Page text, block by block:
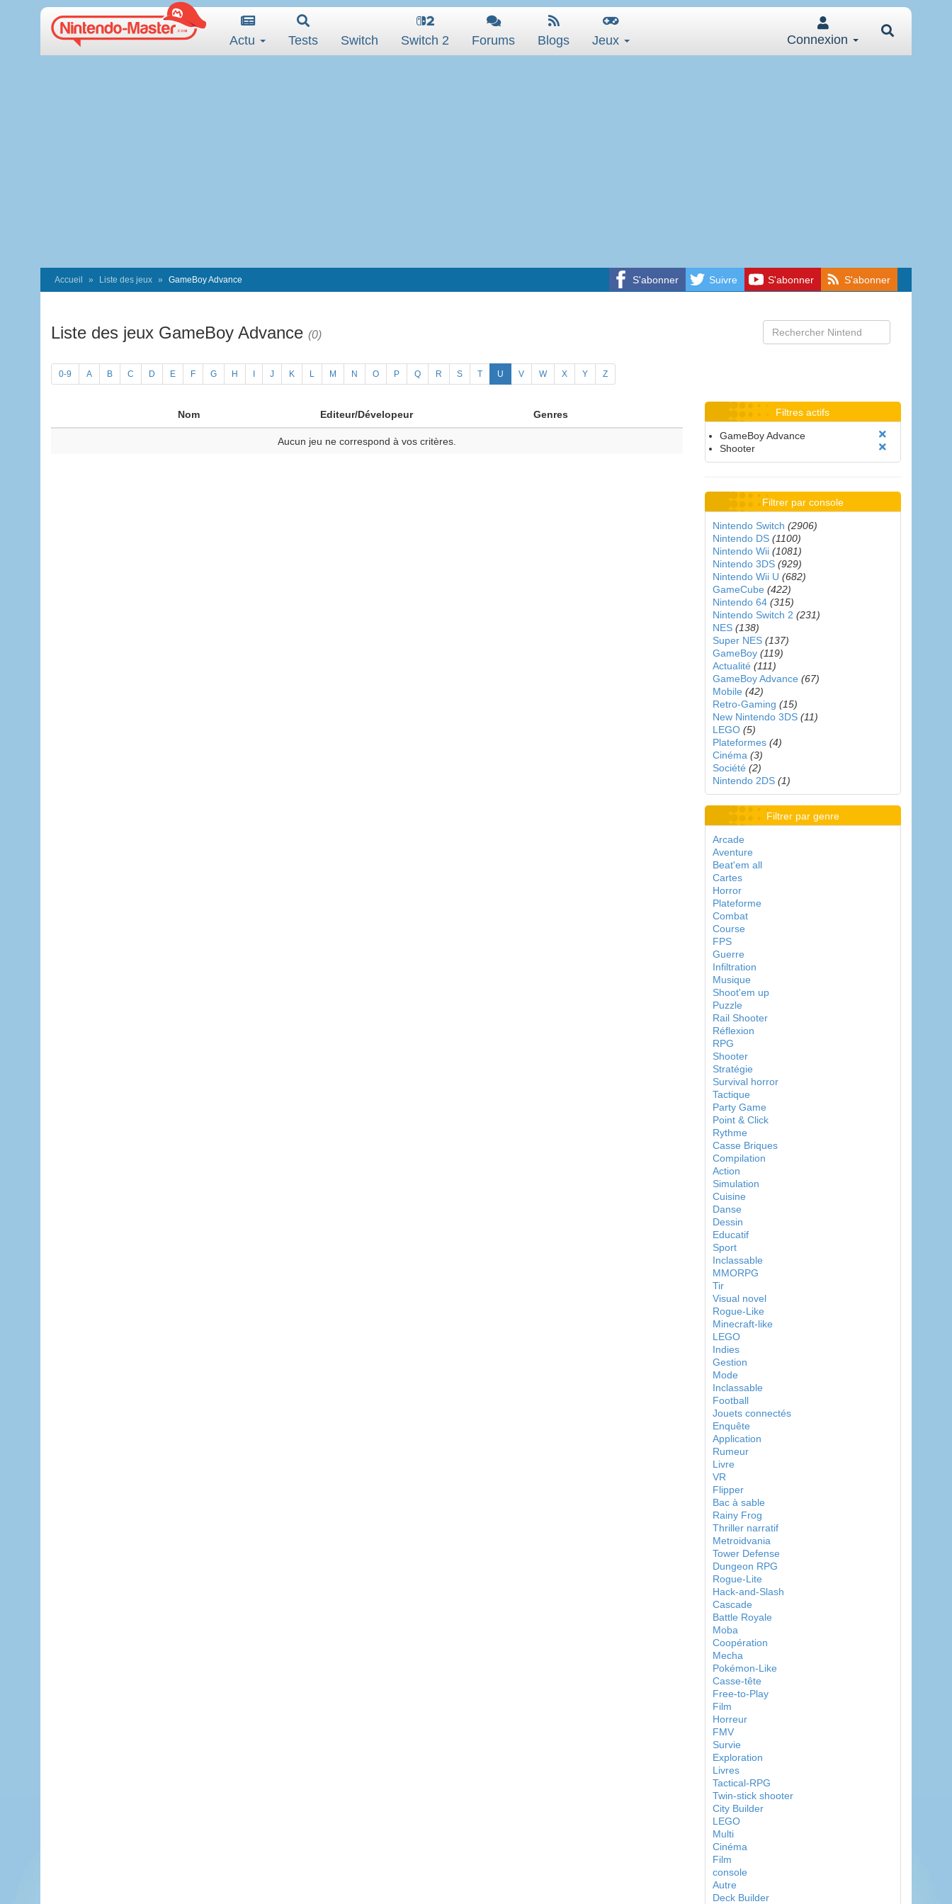
Actu Tests Switch Switch 2 Forums Blogs Jeux Connexion
S'abonner Suivre S'abonner S'abonner
Accueil Liste des jeux GameBoy Advance
Liste des jeux GameBoy Advance (0)
0-9 A B C D E F G H J K L M N O P Q R S T U V W X Y Z
Nom Editeur/Dévelopeur Genres
Aucun jeu ne correspond à vos critères.
Filtres actifs
GameBoy Advance
Shooter
Filtrer par console
Nintendo Switch (2906)
Nintendo DS (1100)
Nintendo Wii (1081)
Nintendo 3DS (929)
Nintendo Wii U (682)
GameCube (422)
Nintendo 64 (315)
Nintendo Switch 2 (231)
NES (138)
Super NES (137)
GameBoy (119)
Actualité (111)
GameBoy Advance (67)
Mobile (42)
Retro-Gaming (15)
New Nintendo 3DS (11)
LEGO (5)
Plateformes (4)
Cinéma (3)
Société (2)
Nintendo 2DS (1)
Filtrer par genre
Arcade
Aventure
Beat'em all
Cartes
Horror
Plateforme
Combat
Course
FPS
Guerre
Infiltration
Musique
Shoot'em up
Puzzle
Rail Shooter
Réflexion
RPG
Shooter
Stratégie
Survival horror
Tactique
Party Game
Point & Click
Rythme
Casse Briques
Compilation
Action
Simulation
Cuisine
Danse
Dessin
Educatif
Sport
Inclassable
MMORPG
Tir
Visual novel
Rogue-Like
Minecraft-like
LEGO
Indies
Gestion
Mode
Inclassable
Football
Jouets connectés
Enquête
Application
Rumeur
Livre
VR
Flipper
Bac à sable
Rainy Frog
Thriller narratif
Metroidvania
Tower Defense
Dungeon RPG
Rogue-Lite
Hack-and-Slash
Cascade
Battle Royale
Moba
Coopération
Mecha
Pokémon-Like
Casse-tête
Free-to-Play
Film
Horreur
FMV
Survie
Exploration
Livres
Tactical-RPG
Twin-stick shooter
City Builder
LEGO
Multi
Cinéma
Film
console
Autre
Deck Builder